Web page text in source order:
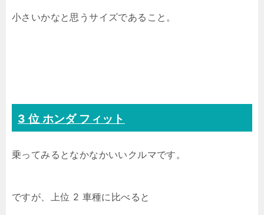
小さいかなと思うサイズであること。
3 位 ホンダ フィット
乗ってみるとなかなかいいクルマです。
ですが、上位 2 車種に比べると